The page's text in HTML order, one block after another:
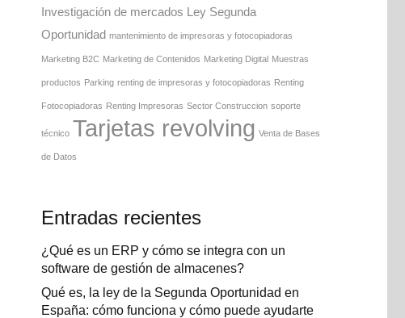
Investigación de mercados
Ley Segunda
Oportunidad mantenimiento de impresoras y fotocopiadoras
Marketing B2C Marketing de Contenidos Marketing Digital Muestras
productos Parking renting de impresoras y fotocopiadoras Renting
Fotocopiadoras Renting Impresoras Sector Construccion soporte
técnico Tarjetas revolving Venta de Bases
de Datos
Entradas recientes
¿Qué es un ERP y cómo se integra con un
software de gestión de almacenes?
Qué es, la ley de la Segunda Oportunidad en
España: cómo funciona y cómo puede ayudarte